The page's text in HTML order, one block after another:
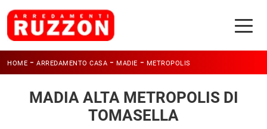
HOME - ARREDAMENTO CASA - MADIE - METROPOLIS
MADIA ALTA METROPOLIS DI
TOMASELLA